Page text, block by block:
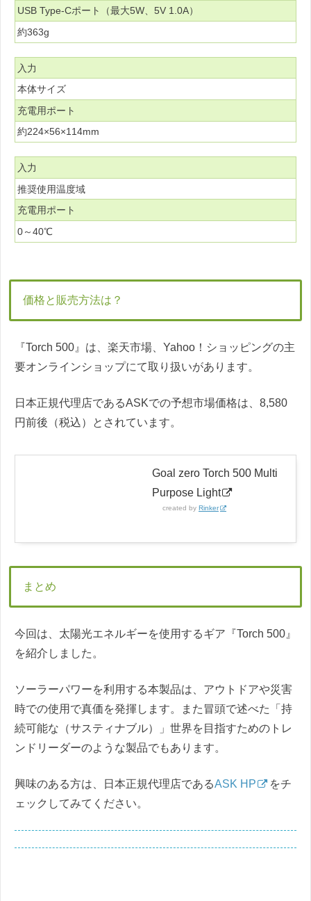
USB Type-Cポート（最大5W、5V 1.0A）
約363g
入力
本体サイズ
充電用ポート
約224×56×114mm
入力
推奨使用温度域
充電用ポート
0～40℃
価格と販売方法は？
『Torch 500』は、楽天市場、Yahoo！ショッピングの主
要オンラインショップにて取り扱いがあります。
日本正規代理店であるASKでの予想市場価格は、8,580
円前後（税込）とされています。
Goal zero Torch 500 Multi
Purpose Light
created by Rinker
まとめ
今回は、太陽光エネルギーを使用するギア『Torch 500』
を紹介しました。
ソーラーパワーを利用する本製品は、アウトドアや災害
時での使用で真価を発揮します。また冒頭で述べた「持
続可能な（サスティナブル）」世界を目指すためのトレ
ンドリーダーのような製品でもあります。
興味のある方は、日本正規代理店であるASK HP
をチ
ェックしてみてください。